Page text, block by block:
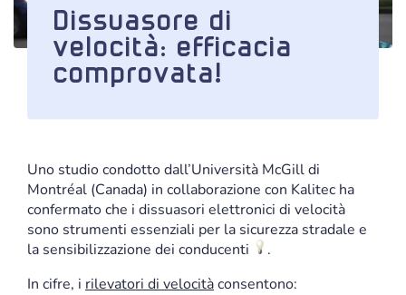
Dissuasore di
velocità: efficacia
comprovata!
Uno studio condotto dall’Università McGill di
Montréal (Canada) in collaborazione con Kalitec ha
confermato che i dissuasori elettronici di velocità
sono strumenti essenziali per la sicurezza stradale e
la sensibilizzazione dei conducenti
.
In cifre, i rilevatori di velocitàconsentono: